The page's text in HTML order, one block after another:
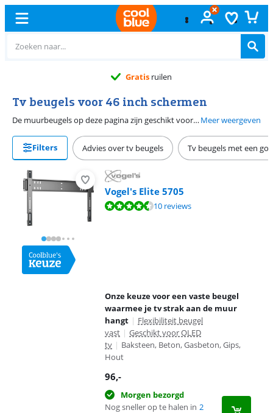
Gratis ruilen
Tv beugels voor 46 inch schermen
De muurbeugels op deze pagina zijn geschikt voor tv's met een beelddiagonaal van 46 inch (117 cm). Tijdens het kiezen van de juiste muurbeugel moet je rekening houden met een aantal specificaties. Denk bijvoorbeeld aan het maximale draaggewicht en of de beugel draai- of kantelbaar moet zijn.Meer weergeven
Filters Advies over tv beugels Tv beugels met een
Vogel's Elite 5705
Beoordeling is 9,4 van de 10, gebaseerd op 10 reviews.
10 reviews
Onze keuze voor een vaste beugel
waarmee je tv strak aan de muur
hangt | Flexibiliteit beugel
vast | Geschikt voor OLED
tv | Baksteen, Beton, Gasbeton, Gips,
Hout
96,-
Morgen bezorgd
Nog sneller op te halen in 2